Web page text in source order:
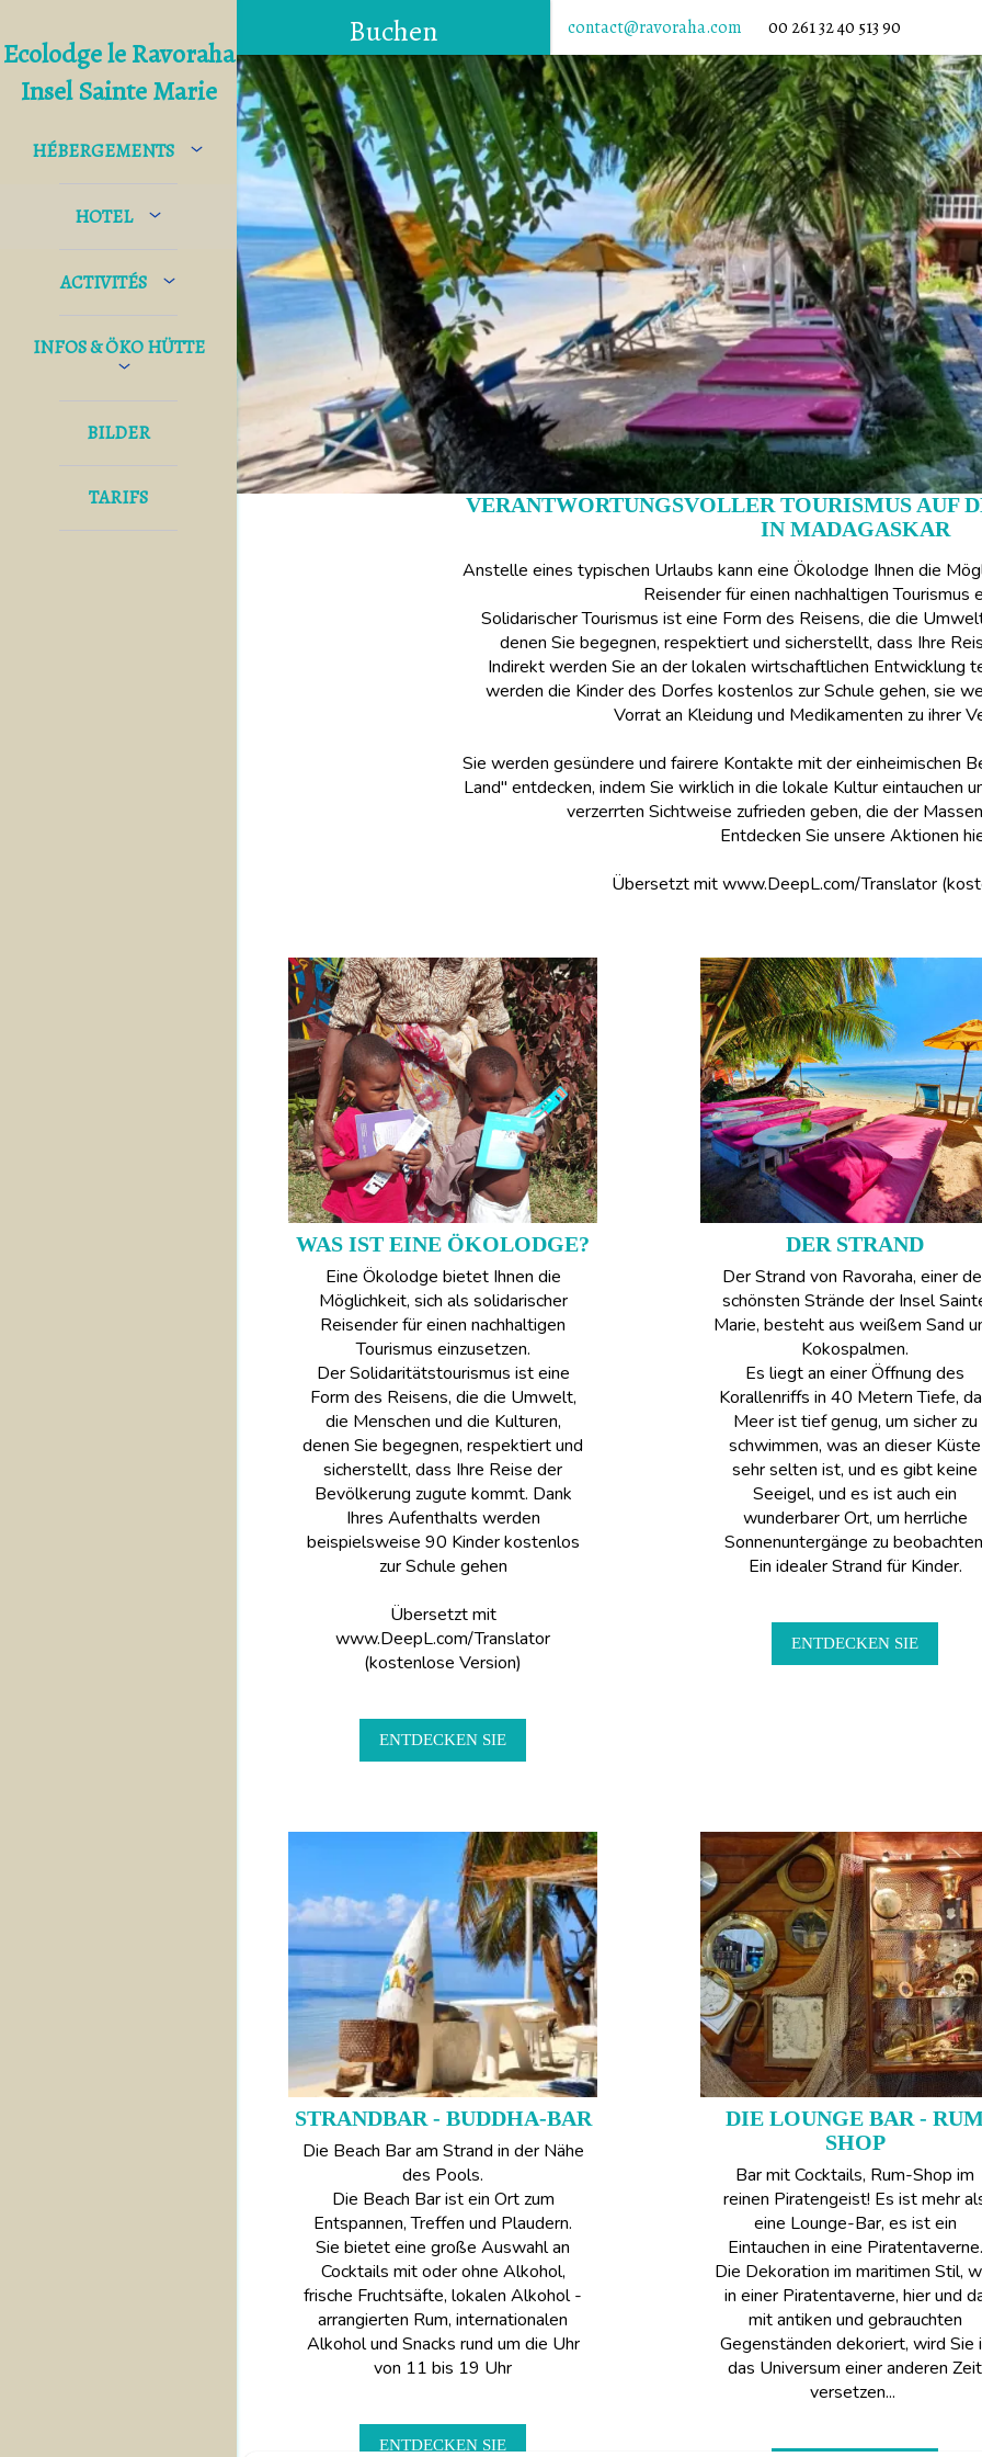
Buchen contact@ravoraha.com 00 261 32 40 513 90
Ecolodge le Ravoraha
Insel Sainte Marie
HÉBERGEMENTS
HOTEL
ACTIVITÉS
INFOS & ÖKO HÜTTE
BILDER
TARIFS
VERANTWORTUNGSVOLLER TOURISMUS AUF
IN MADAGASKAR
Anstelle eines typischen Urlaubs kann eine Ökolodge Ihnen die
Reisender für einen nachhaltigen Tourismus
Solidarischer Tourismus ist eine Form des Reisens, die die
denen Sie begegnen, respektiert und sicherstellt, dass Ihre
Indirekt werden Sie an der lokalen wirtschaftlichen Entwicklung
werden die Kinder des Dorfes kostenlos zur Schule gehen, sie
Vorrat an Kleidung und Medikamenten zu ihrer
Sie werden gesündere und fairere Kontakte mit der einheimischen
Land" entdecken, indem Sie wirklich in die lokale Kultur eintauchen
verzerrten Sichtweise zufrieden geben, die der
Entdecken Sie unsere Aktionen
Übersetzt mit www.DeepL.com/Translator
WAS IST EINE ÖKOLODGE?
Eine Ökolodge bietet Ihnen die
Möglichkeit, sich als solidarischer
Reisender für einen nachhaltigen
Tourismus einzusetzen.
Der Solidaritätstourismus ist eine
Form des Reisens, die die Umwelt,
die Menschen und die Kulturen,
denen Sie begegnen, respektiert und
sicherstellt, dass Ihre Reise der
Bevölkerung zugute kommt. Dank
Ihres Aufenthalts werden
beispielsweise 90 Kinder kostenlos
zur Schule gehen
Übersetzt mit
www.DeepL.com/Translator
(kostenlose Version)
ENTDECKEN SIE
DER STRAND
Der Strand von Ravoraha, einer
schönsten Strände der Insel
Marie, besteht aus weißem Sand
Kokospalmen.
Es liegt an einer Öffnung des
Korallenriffs in 40 Metern Tiefe,
Meer ist tief genug, um sicher zu
schwimmen, was an dieser Küste
sehr selten ist, und es gibt keine
Seeigel, und es ist auch ein
wunderbarer Ort, um herrliche
Sonnenuntergänge zu
Ein idealer Strand für Kinder.
ENTDECKEN SIE
STRANDBAR - BUDDHA-BAR
Die Beach Bar am Strand in der Nähe
des Pools.
Die Beach Bar ist ein Ort zum
Entspannen, Treffen und Plaudern.
Sie bietet eine große Auswahl an
Cocktails mit oder ohne Alkohol,
frische Fruchtsäfte, lokalen Alkohol -
arrangierten Rum, internationalen
Alkohol und Snacks rund um die Uhr
von 11 bis 19 Uhr
ENTDECKEN SIE
DIE LOUNGE BAR -
SHOP
Bar mit Cocktails, Rum-Shop im
reinen Piratengeist! Es ist mehr
eine Lounge-Bar, es ist ein
Eintauchen in eine Piratentaverne.
Die Dekoration im maritimen Stil,
in einer Piratentaverne, hier und
mit antiken und gebrauchten
Gegenständen dekoriert, wird Sie
das Universum einer anderen Zeit
versetzen...